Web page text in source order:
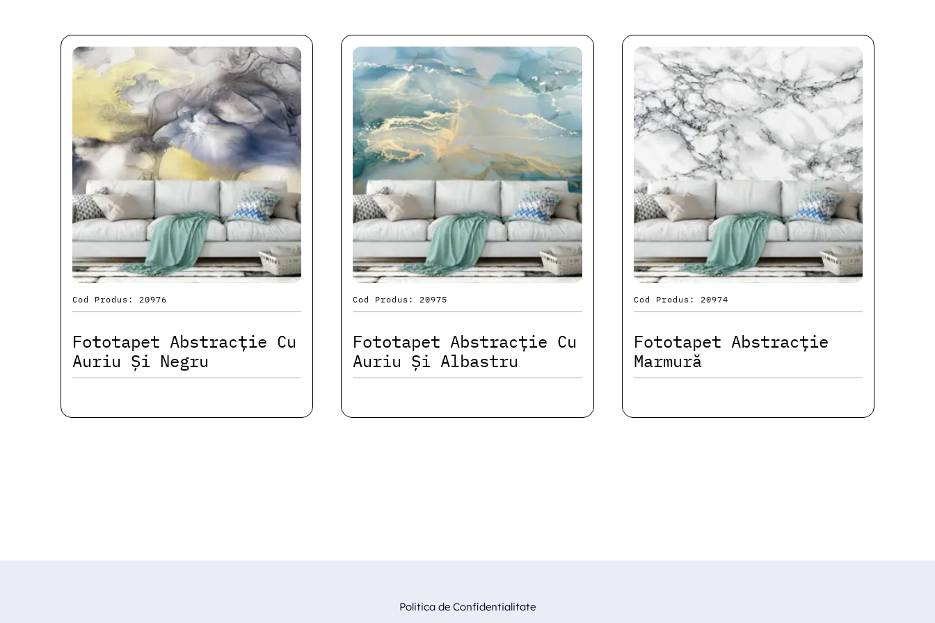
Cod Produs: 20976
Fototapet Abstracție Cu
Auriu Și Negru
Cod Produs: 20975
Fototapet Abstracție Cu
Auriu Și Albastru
Cod Produs: 20974
Fototapet Abstracție
Marmură
Politica de Confidentialitate